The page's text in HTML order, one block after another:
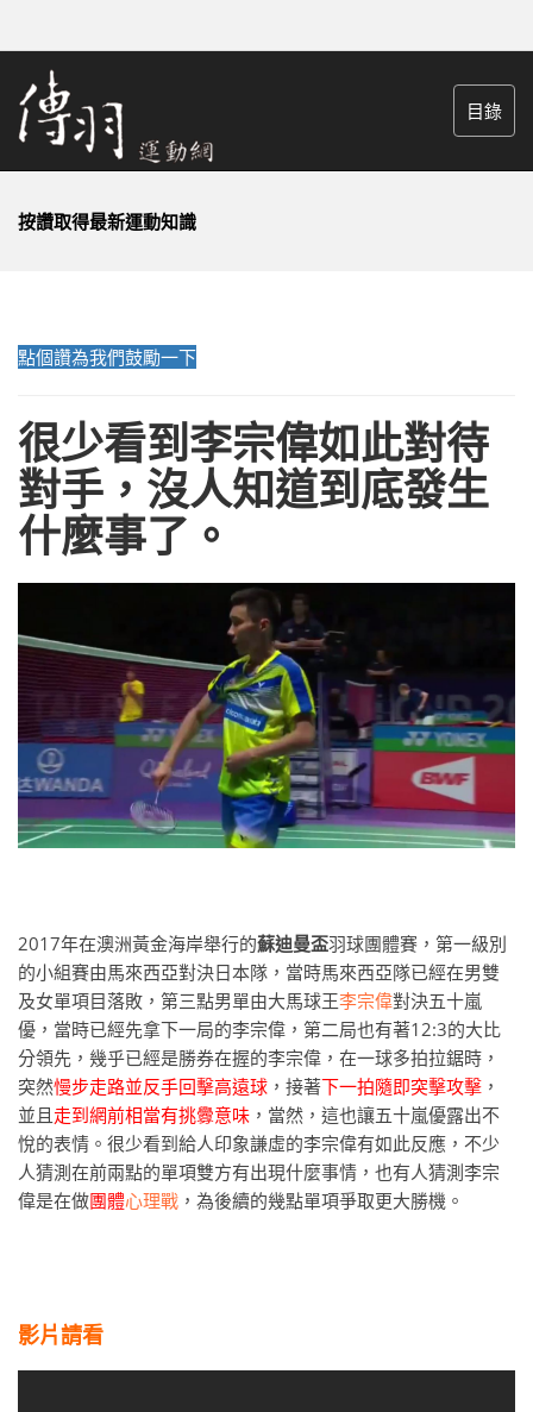
目錄
按讚取得最新運動知識
點個讚為我們鼓勵一下
很少看到李宗偉如此對待
對手，沒人知道到底發生
什麼事了。
2017年在澳洲黃金海岸舉行的蘇迪曼盃羽球團體賽，第一級別
的小組賽由馬來西亞對決日本隊，當時馬來西亞隊已經在男雙
及女單項目落敗，第三點男單由大馬球王李宗偉對決五十嵐
優，當時已經先拿下一局的李宗偉，第二局也有著12:3的大比
分領先，幾乎已經是勝券在握的李宗偉，在一球多拍拉鋸時，
突然慢步走路並反手回擊高遠球 ，接著下一拍隨即突擊攻擊 ，
並且 走到網前相當有挑釁意味 ，當然，這也讓五十嵐優露出不
悅的表情。很少看到給人印象謙虛的李宗偉有如此反應，不少
人猜測在前兩點的單項雙方有出現什麼事情，也有人猜測李宗
偉是在做團體心理戰 ，為後續的幾點單項爭取更大勝機。
影片請看